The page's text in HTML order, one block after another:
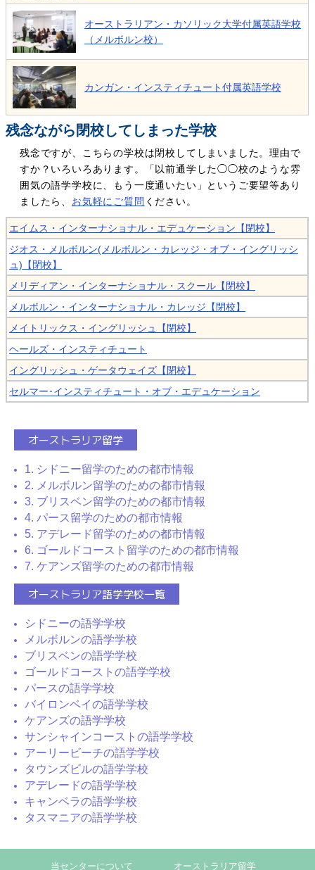
オーストラリアン・カソリック大学付属英語学校
（メルボルン校）
カンガン・インスティチュート付属英語学校
残念ながら閉校してしまった学校
残念ですが、こちらの学校は閉校してしまいました。理由で
すか？いろいろあります。「以前通学した◯◯校のような雰
囲気の語学学校に、もう一度通いたい」というご要望等あり
ましたら、 お気軽にご質問 ください。
エイムス・インターナショナル・エデュケーション【閉校】
ジオス・メルボルン(メルボルン・カレッジ・オブ・イングリッシ
ュ)【閉校】
メリディアン・インターナショナル・スクール【閉校】
メルボルン・インターナショナル・カレッジ【閉校】
メイトリックス・イングリッシュ【閉校】
ヘールズ・インスティチュート
イングリッシュ・ゲータウェイズ【閉校】
セルマー･インスティチュート・オブ・エデュケーション
オーストラリア留学
1. シドニー留学のための都市情報
2. メルボルン留学のための都市情報
3. ブリスベン留学のための都市情報
4. パース留学のための都市情報
5. アデレード留学のための都市情報
6. ゴールドコースト留学のための都市情報
7. ケアンズ留学のための都市情報
オーストラリア語学学校一覧
シドニーの語学学校
メルボルンの語学学校
ブリスベンの語学学校
ゴールドコーストの語学学校
パースの語学学校
バイロンベイの語学学校
ケアンズの語学学校
サンシャインコーストの語学学校
アーリービーチの語学学校
タウンズビルの語学学校
アデレードの語学学校
キャンベラの語学学校
タスマニアの語学学校
当センターについて オーストラリア留学